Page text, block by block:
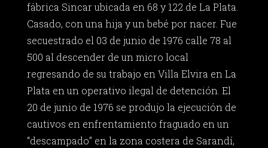
fábrica Sincar ubicada en 68 y 122 de La Plata.
Casado, con una hija y un bebé por nacer. Fue
secuestrado el 03 de junio de 1976 calle 78 al
500 al descender de un micro local
regresando de su trabajo en Villa Elvira en La
Plata en un operativo ilegal de detención. El
20 de junio de 1976 se produjo la ejecución de
cautivos en enfrentamiento fraguado en un
“descampado” en la zona costera de Sarandí,